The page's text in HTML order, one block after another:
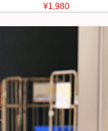
¥1,980